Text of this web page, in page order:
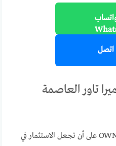
اتصل
تاور العاصمة
حرصت شركة OWN Developments على أن تجعل الاستثمار في